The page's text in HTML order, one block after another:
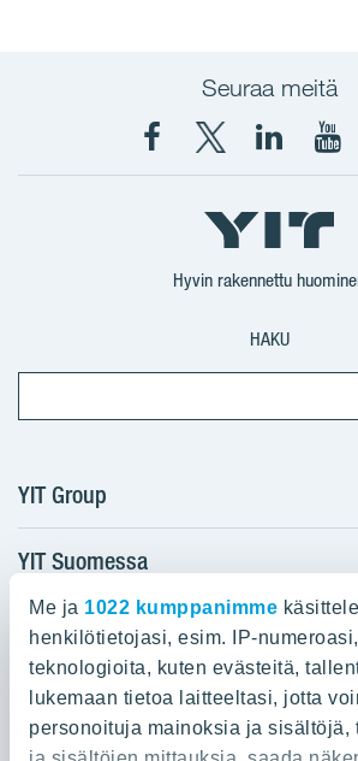
Me ja 1022 kumppanimme
henkilötietojasi, esim. IP-
teknologioita, kuten evästeitä,
lukemaan tietoa laitteeltasi, jotta
personoituja mainoksia ja sisältöjä,
Seuraa meitä
Facebook
X
YIT
Suomi
YIT
Hyvin rakennettu
HAKU
YIT Group
Tietoa YIT:stä
Töihin meille
Sijoittajat
Projektit
Vastuullisuus
Media
YIT Suomessa
Myytävät asunnot
Vuokrattavat toimitilat
Kiinteistösijoittaminen
Infrarakentaminen
YIT:n pääkonttori
Panuntie 11, PL 36, 00620 Helsinki
020 433 111